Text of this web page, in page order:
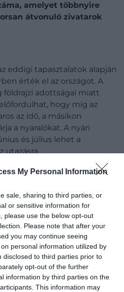
My Personal Information
sale, sharing to third parties, or
or sensitive information for
please use the below opt-out
Please note that after your
you may continue seeing
personal information utilized by
disclosed to third parties prior to
opt-out of the further
information by third parties on the
This information may
amelyet többnyire
átvonuló zivatarok
eddigi tapasztalatok alapján
érték el az országot. A
földrajzi adottságai miatt
hogy míg az
az idő, a másikon
a nyaralókat. A nyári
és július lehet a
utazásra.